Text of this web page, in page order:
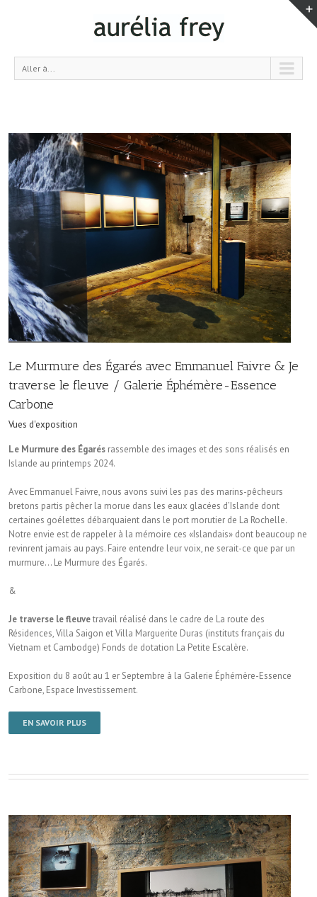
Aller à...
Le Murmure des Égarés avec Emmanuel Faivre & Je
traverse le fleuve / Galerie Éphémère-Essence
Carbone
Vues d'exposition
Le Murmure des Égarés rassemble des images et des sons réalisés en
Islande au printemps 2024.
Avec Emmanuel Faivre, nous avons suivi les pas des marins-pêcheurs
bretons partis pêcher la morue dans les eaux glacées d’Islande dont
certaines goélettes débarquaient dans le port morutier de La Rochelle.
Notre envie est de rappeler à la mémoire ces «Islandais» dont beaucoup ne
revinrent jamais au pays. Faire entendre leur voix, ne serait-ce que par un
murmure… Le Murmure des Égarés.
&
Je traverse le fleuvetravail réalisé dans le cadre de La route des
Résidences, Villa Saigon et Villa Marguerite Duras (instituts français du
Vietnam et Cambodge) Fonds de dotation La Petite Escalère.
Exposition du 8 août au 1 er Septembre à la Galerie Éphémère-Essence
Carbone, Espace Investissement.
EN SAVOIR PLUS